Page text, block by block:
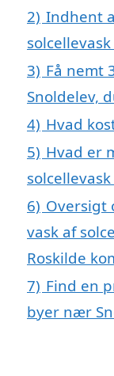
2) Indhent
3) Få nemt
Snoldelev,
4) Hvad
5) Hvad er
6) Oversigt
vask af
Roskilde
7) Find en
byer nær